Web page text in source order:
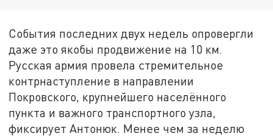
События последних двух недель опровергли
даже это якобы продвижение на 10 км.
Русская армия провела стремительное
контрнаступление в направлении
Покровского, крупнейшего населённого
пункта и важного транспортного узла,
фиксирует Антонюк. Менее чем за неделю